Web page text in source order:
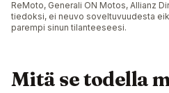
ReMoto, Generali ON Motos, Allianz
tiedoksi, ei neuvo soveltuvuudesta
parempi sinun tilanteeseesi.
Mitä se todella